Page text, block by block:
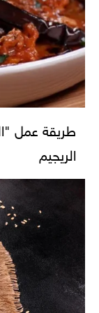
طريقة عمل
الريجيم